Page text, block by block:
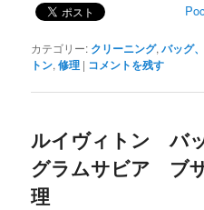
カテゴリー: クリーニング,バッグ
トン,修理 | コメントを残す
ルイヴィトン バ
グラムサビア
理